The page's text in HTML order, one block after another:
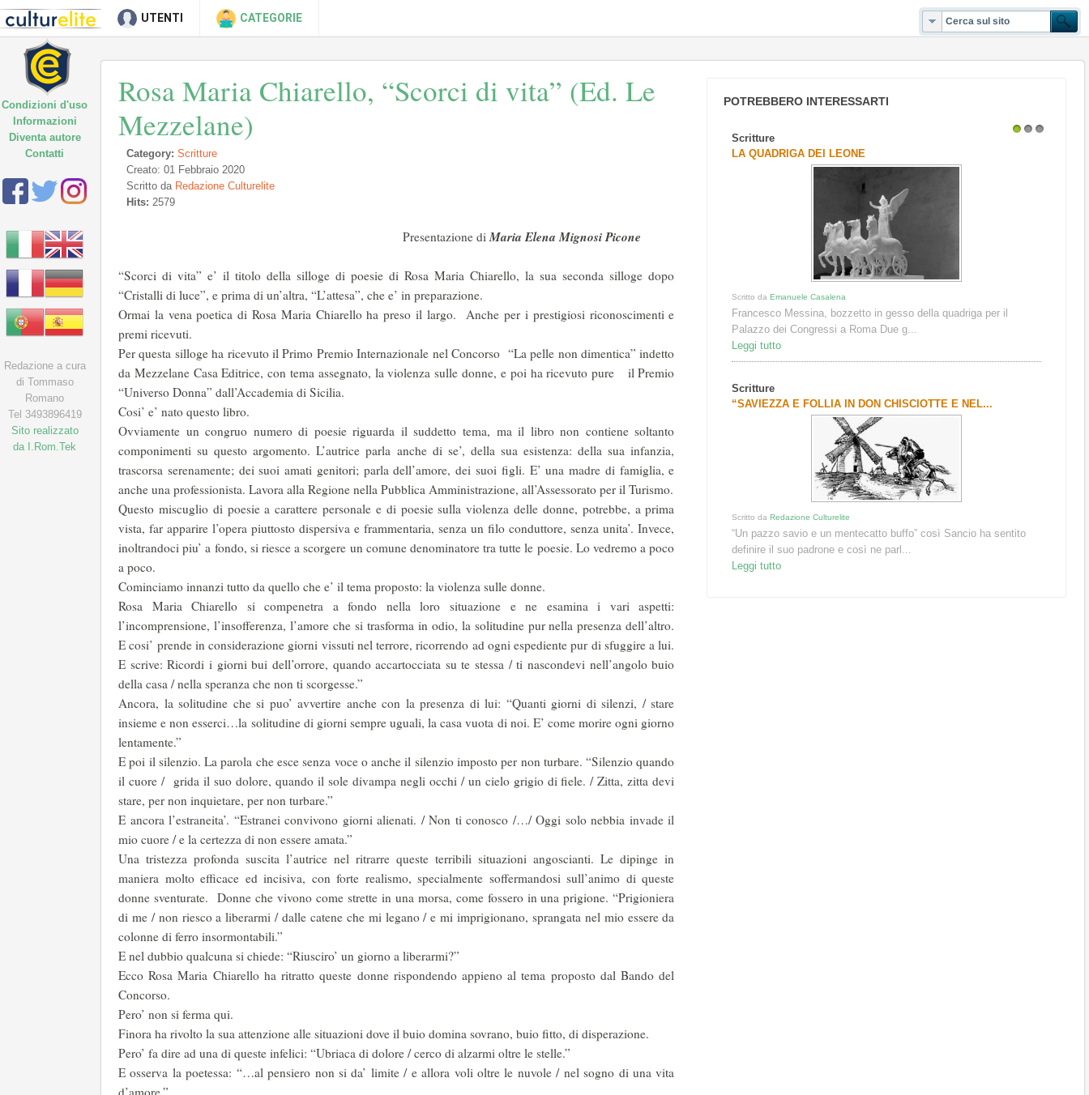
UTENTI CATEGORIE
Rosa Maria Chiarello, “Scorci di vita” (Ed. Le
Mezzelane)
Category: Scritture
Creato: 01 Febbraio 2020
Scritto da Redazione Culturelite
Hits: 2579
Presentazione diMaria Elena Mignosi Picone
“Scorci di vita” e’ il titolo della silloge di poesie di Rosa Maria Chiarello, la sua seconda silloge dopo
“Cristalli di luce”, e prima di un’altra, “L’attesa”, che e’ in preparazione.
Ormai la vena poetica di Rosa Maria Chiarello ha preso il largo. Anche per i prestigiosi riconoscimenti e
premi ricevuti.
Per questa silloge ha ricevuto il Primo Premio Internazionale nel Concorso “La pelle non dimentica” indetto
da Mezzelane Casa Editrice, con tema assegnato, la violenza sulle donne, e poi ha ricevuto pure il Premio
“Universo Donna” dall’Accademia di Sicilia.
Cosi’ e’ nato questo libro.
Ovviamente un congruo numero di poesie riguarda il suddetto tema, ma il libro non contiene soltanto
componimenti su questo argomento. L’autrice parla anche di se’, della sua esistenza: della sua infanzia,
trascorsa serenamente; dei suoi amati genitori; parla dell’amore, dei suoi figli. E’ una madre di famiglia, e
anche una professionista. Lavora alla Regione nella Pubblica Amministrazione, all’Assessorato per il Turismo.
Questo miscuglio di poesie a carattere personale e di poesie sulla violenza delle donne, potrebbe, a prima
vista, far apparire l’opera piuttosto dispersiva e frammentaria, senza un filo conduttore, senza unita’. Invece,
inoltrandoci piu’ a fondo, si riesce a scorgere un comune denominatore tra tutte le poesie. Lo vedremo a poco
a poco.
Cominciamo innanzi tutto da quello che e’ il tema proposto: la violenza sulle donne.
Rosa Maria Chiarello si compenetra a fondo nella loro situazione e ne esamina i vari aspetti:
l’incomprensione, l’insofferenza, l’amore che si trasforma in odio, la solitudine pur nella presenza dell’altro.
E cosi’ prende in considerazione giorni vissuti nel terrore, ricorrendo ad ogni espediente pur di sfuggire a lui.
E scrive: Ricordi i giorni bui dell’orrore, quando accartocciata su te stessa / ti nascondevi nell’angolo buio
della casa / nella speranza che non ti scorgesse.”
Ancora, la solitudine che si puo’ avvertire anche con la presenza di lui: “Quanti giorni di silenzi, / stare
insieme e non esserci…la solitudine di giorni sempre uguali, la casa vuota di noi. E’ come morire ogni giorno
lentamente.”
E poi il silenzio. La parola che esce senza voce o anche il silenzio imposto per non turbare. “Silenzio quando
il cuore / grida il suo dolore, quando il sole divampa negli occhi / un cielo grigio di fiele. / Zitta, zitta devi
stare, per non inquietare, per non turbare.”
E ancora l’estraneita’. “Estranei convivono giorni alienati. / Non ti conosco /…/ Oggi solo nebbia invade il
mio cuore / e la certezza di non essere amata.”
Una tristezza profonda suscita l’autrice nel ritrarre queste terribili situazioni angoscianti. Le dipinge in
maniera molto efficace ed incisiva, con forte realismo, specialmente soffermandosi sull’animo di queste
donne sventurate. Donne che vivono come strette in una morsa, come fossero in una prigione. “Prigioniera
di me / non riesco a liberarmi / dalle catene che mi legano / e mi imprigionano, sprangata nel mio essere da
colonne di ferro insormontabili.”
E nel dubbio qualcuna si chiede: “Riusciro’ un giorno a liberarmi?”
Ecco Rosa Maria Chiarello ha ritratto queste donne rispondendo appieno al tema proposto dal Bando del
Concorso.
Pero’ non si ferma qui.
Finora ha rivolto la sua attenzione alle situazioni dove il buio domina sovrano, buio fitto, di disperazione.
Pero’ fa dire ad una di queste infelici: “Ubriaca di dolore / cerco di alzarmi oltre le stelle.”
E osserva la poetessa: “…al pensiero non si da’ limite / e allora voli oltre le nuvole / nel sogno di una vita
d’amore.”
POTREBBERO INTERESSARTI
Scritture
LA QUADRIGA DEI LEONE
Scritto daEmanuele Casalena
Francesco Messina, bozzetto in gesso della quadriga per il
Palazzo dei Congressi a Roma Due g...
Leggi tutto
Scritture
“SAVIEZZA E FOLLIA IN DON CHISCIOTTE E NEL...
Scritto daRedazione Culturelite
“Un pazzo savio e un mentecatto buffo” così Sancio ha sentito
definire il suo padrone e così ne parl...
Leggi tutto
Condizioni d'uso
Informazioni
Diventa autore
Contatti
Redazione a cura
di Tommaso
Romano
Tel 3493896419
Sito realizzato
da I.Rom.Tek